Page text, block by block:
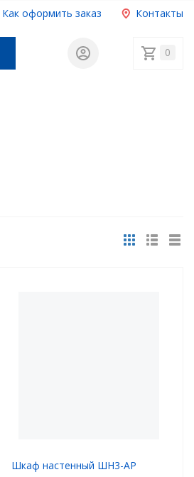
Как оформить заказ Контакты
0
Шкаф настенный ШН3-АР